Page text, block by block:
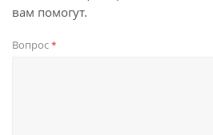
вам помогут.
Вопрос*